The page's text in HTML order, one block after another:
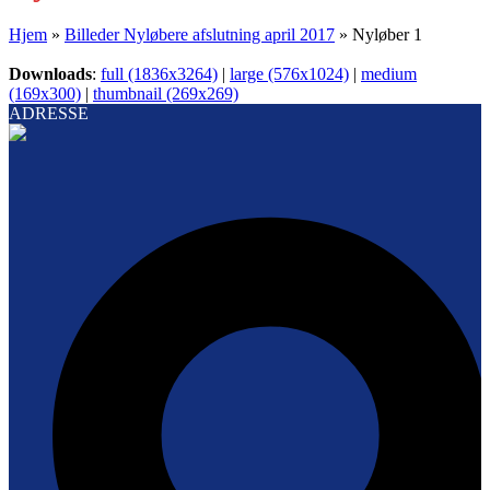
Hjem » Billeder Nyløbere afslutning april 2017 » Nyløber 1
Downloads: full (1836x3264) | large (576x1024) | medium
(169x300) | thumbnail (269x269)
ADRESSE